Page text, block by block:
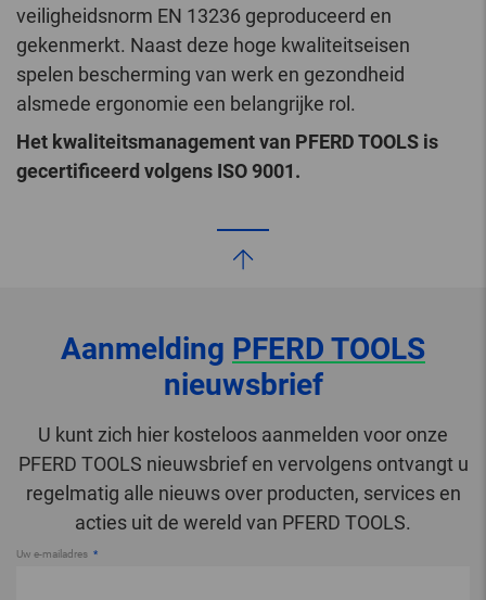
veiligheidsnorm EN 13236 geproduceerd en
gekenmerkt. Naast deze hoge kwaliteitseisen
spelen bescherming van werk en gezondheid
alsmede ergonomie een belangrijke rol.
Het kwaliteitsmanagement van PFERD TOOLS is
gecertificeerd volgens ISO 9001.
Aanmelding PFERD TOOLS
nieuwsbrief
U kunt zich hier kosteloos aanmelden voor onze
PFERD TOOLS nieuwsbrief en vervolgens ontvangt u
regelmatig alle nieuws over producten, services en
acties uit de wereld van PFERD TOOLS.
Uw e-mailadres